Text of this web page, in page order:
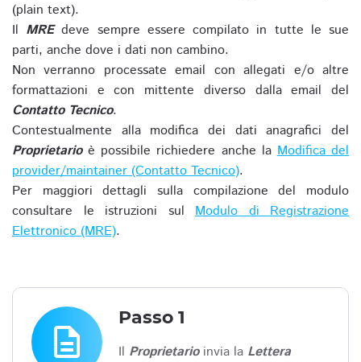
(plain text).
Il MREdeve sempre essere compilato in tutte le sue
parti, anche dove i dati non cambino.
Non verranno processate email con allegati e/o altre
formattazioni e con mittente diverso dalla email del
Contatto Tecnico.
Contestualmente alla modifica dei dati anagrafici del
Proprietarioè possibile richiedere anche laModifica del
provider/maintainer (Contatto Tecnico).
Per maggiori dettagli sulla compilazione del modulo
consultare le istruzioni sul Modulo di Registrazione
Elettronico (MRE).
description
Passo 1
Il Proprietarioinvia la Lettera